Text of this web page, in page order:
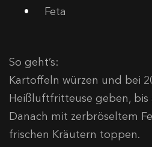
Feta
So geht’s:
Kartoffeln würzen und bei
Heißluftfritteuse geben, bis
Danach mit zerbröseltem
frischen Kräutern toppen.